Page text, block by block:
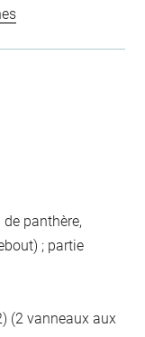
panthère,
; partie
(2 vanneaux aux